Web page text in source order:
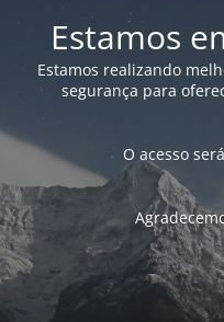
Estamos
Estamos realizando
segurança para
O acesso